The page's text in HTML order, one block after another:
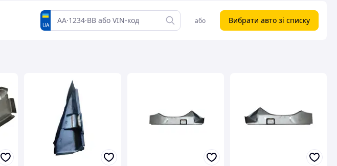
UA або Вибрати авто зі списку